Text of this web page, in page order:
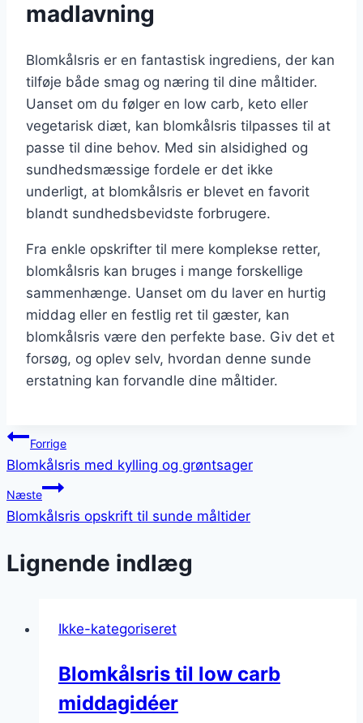
madlavning
Blomkålsris er en fantastisk ingrediens, der kan
tilføje både smag og næring til dine måltider.
Uanset om du følger en low carb, keto eller
vegetarisk diæt, kan blomkålsris tilpasses til at
passe til dine behov. Med sin alsidighed og
sundhedsmæssige fordele er det ikke
underligt, at blomkålsris er blevet en favorit
blandt sundhedsbevidste forbrugere.
Fra enkle opskrifter til mere komplekse retter,
blomkålsris kan bruges i mange forskellige
sammenhænge. Uanset om du laver en hurtig
middag eller en festlig ret til gæster, kan
blomkålsris være den perfekte base. Giv det et
forsøg, og oplev selv, hvordan denne sunde
erstatning kan forvandle dine måltider.
Indlægsnavigation
Forrige
Blomkålsris med kylling og grøntsager
Næste
Blomkålsris opskrift til sunde måltider
Lignende indlæg
Ikke-kategoriseret
Blomkålsris til low carb
middagidéer